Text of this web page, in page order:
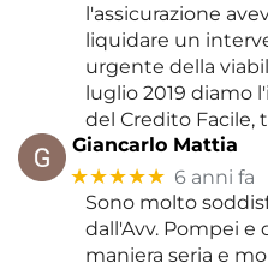
l'assicurazione
liquidare un
urgente della
luglio 2019 diamo
del Credito Facile,
Giancarlo Mattia
★★★★★ 6 anni fa
Sono molto
dall'Avv. Pompei e
maniera seria e